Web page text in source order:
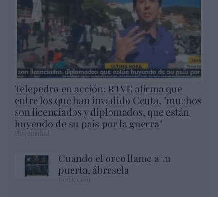
Telepedro en acción: RTVE afirma que
entre los que han invadido Ceuta, "muchos
son licenciados y diplomados, que están
huyendo de su país por la guerra"
Cuando el orco llame a tu
puerta, ábresela